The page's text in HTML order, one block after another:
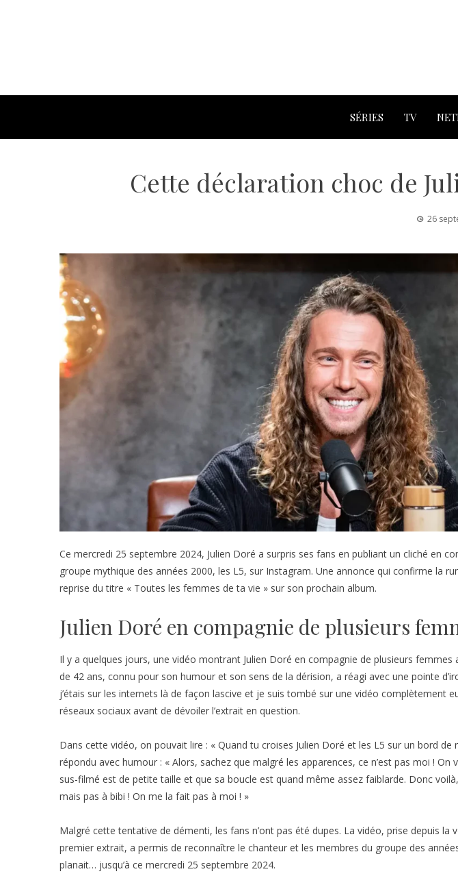
SÉRIES TV
Cette déclaration choc de
26
Ce mercredi 25 septembre 2024, Julien Doré a surpris ses fans en publiant un cliché en
groupe mythique des années 2000, les L5, sur Instagram. Une annonce qui confirme la
reprise du titre « Toutes les femmes de ta vie » sur son prochain album.
Julien Doré en compagnie de plusieurs
Il y a quelques jours, une vidéo montrant Julien Doré en compagnie de plusieurs
de 42 ans, connu pour son humour et son sens de la dérision, a réagi avec une pointe
j’étais sur les internets là de façon lascive et je suis tombé sur une vidéo complètement
réseaux sociaux avant de dévoiler l’extrait en question.
Dans cette vidéo, on pouvait lire : « Quand tu croises Julien Doré et les L5 sur un bord de
répondu avec humour : « Alors, sachez que malgré les apparences, ce n’est pas moi ! On
sus-filmé est de petite taille et que sa boucle est quand même assez faiblarde. Donc
mais pas à bibi ! On me la fait pas à moi ! »
Malgré cette tentative de démenti, les fans n’ont pas été dupes. La vidéo, prise depuis la
premier extrait, a permis de reconnaître le chanteur et les membres du groupe des
planait… jusqu’à ce mercredi 25 septembre 2024.